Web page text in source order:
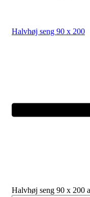
Halvhøj seng 90 x 200
Halvhøj seng 90 x 200